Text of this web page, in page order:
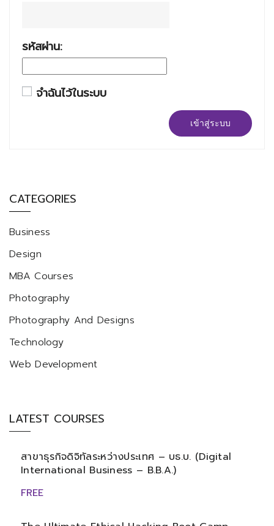
รหัสผ่าน:
จำฉันไว้ในระบบ
เข้าสู่ระบบ
CATEGORIES
Business
Design
MBA Courses
Photography
Photography And Designs
Technology
Web Development
LATEST COURSES
สาขาธุรกิจดิจิทัลระหว่างประเทศ – บธ.บ. (Digital
International Business – B.B.A.)
FREE